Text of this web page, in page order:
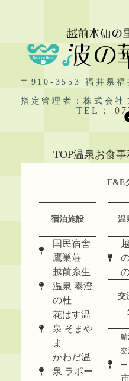
〒910-3553 福井県福
指定管理者：株式会社
TEL：
TOP温泉お食事
F&E
宿泊施設
国民宿舎
鷹巣荘
越前糸生
温泉 泰澄
の杜
花はす温
泉 そまや
ま
かわだ温
泉 ラポー
温
交
交
ー